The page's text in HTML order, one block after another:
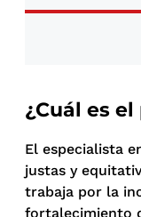
¿Cuál es
El especialista
justas y
trabaja por la
fortalecimiento